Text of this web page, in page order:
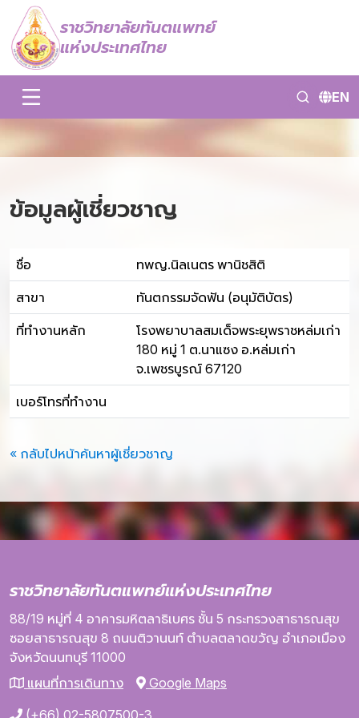
ราชวิทยาลัยทันตแพทย์
แห่งประเทศไทย
EN
ข้อมูลผู้เชี่ยวชาญ
ชื่อ ทพญ.นิลเนตร พานิชสิติ
สาขา ทันตกรรมจัดฟัน (อนุมัติบัตร)
ที่ทำงานหลัก
โรงพยาบาลสมเด็จพระยุพราชหล่มเก่า
180 หมู่ 1 ต.นาแซง อ.หล่มเก่า
จ.เพชรบูรณ์ 67120
เบอร์โทรที่ทำงาน
« กลับไปหน้าค้นหาผู้เชี่ยวชาญ
ราชวิทยาลัยทันตแพทย์แห่งประเทศไทย
88/19 หมู่ที่ 4 อาคารมหิตลาธิเบศร ชั้น 5 กระทรวงสาธารณสุข
ซอยสาธารณสุข 8 ถนนติวานนท์ ตำบลตลาดขวัญ อำเภอเมือง
จังหวัดนนทบุรี 11000
แผนที่การเดินทาง
Google Maps
(+66) 02-5807500-3